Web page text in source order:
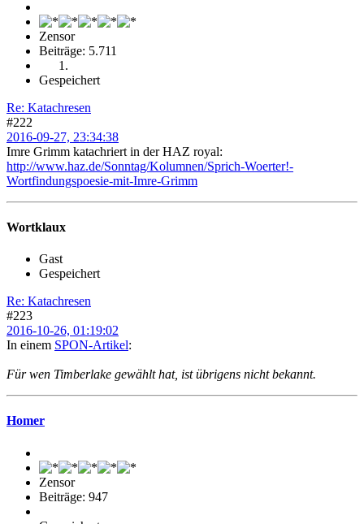
Zensor
Beiträge: 5.711
Gespeichert
Re: Katachresen
#222
2016-09-27, 23:34:38
Imre Grimm katachriert in der HAZ royal:
http://www.haz.de/Sonntag/Kolumnen/Sprich-Woerter!-
Wortfindungspoesie-mit-Imre-Grimm
Wortklaux
Gast
Gespeichert
Re: Katachresen
#223
2016-10-26, 01:19:02
In einem SPON-Artikel:
Für wen Timberlake gewählt hat, ist übrigens nicht bekannt.
Homer
Zensor
Beiträge: 947